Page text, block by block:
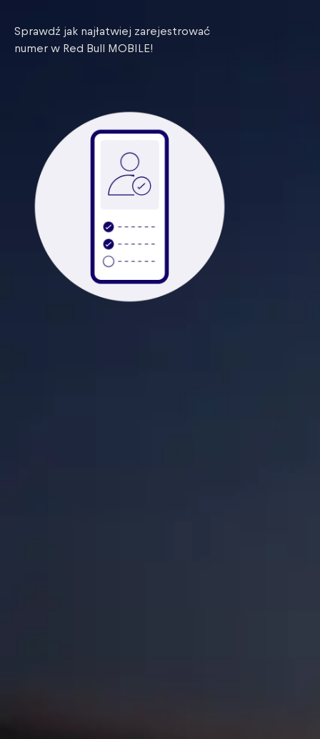
Sprawdź jak najłatwiej zarejestrować
numer w Red Bull MOBILE!